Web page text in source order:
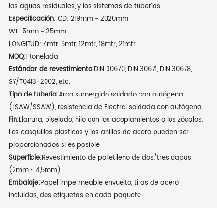
las aguas residuales, y los sistemas de tuberías
Especificación: OD: 219mm ~ 2020mm
WT: 5mm ~ 25mm
LONGITUD: 4mtr, 6mtr, 12mtr, 18mtr, 21mtr
MOQ:1 tonelada
Estándar de revestimiento:DIN 30670, DIN 30671, DIN 30678,
SY/T0413-2002, etc.
Tipo de tubería:Arco sumergido soldado con autógena
(LSAW/SSAW), resistencia de Electrci soldada con autógena
Fin:Llanura, biselado, hilo con los acoplamientos o los zócalos;
Los casquillos plásticos y los anillos de acero pueden ser
proporcionados si es posible
Superficie:Revestimiento de polietileno de dos/tres capas
(2mm ~ 4,5mm)
Embalaje:Papel impermeable envuelto, tiras de acero
incluidas, dos etiquetas en cada paquete